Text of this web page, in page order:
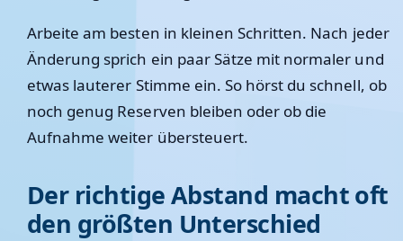
Arbeite am besten in kleinen Schritten. Nach jeder
Änderung sprich ein paar Sätze mit normaler und
etwas lauterer Stimme ein. So hörst du schnell, ob
noch genug Reserven bleiben oder ob die
Aufnahme weiter übersteuert.
Der richtige Abstand macht oft
den größten Unterschied